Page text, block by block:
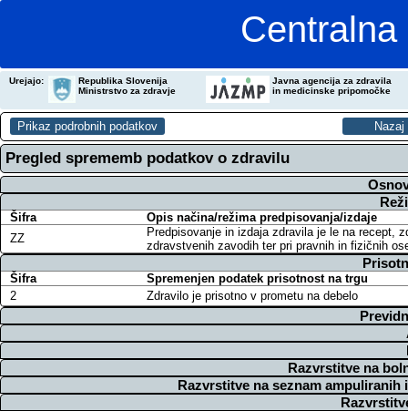
Urejajo:
Republika Slovenija
Ministrstvo za zdravje
Javna agencija za zdravila
in medicinske pripomočke
Pregled sprememb podatkov o zdravilu
Šifra
Opis načina/režima predpisovanja/izdaje
ZZ
Predpisovanje in izdaja zdravila je le na recept,
zdravstvenih zavodih ter pri pravnih in fizičnih
Šifra
Spremenjen podatek prisotnost na trgu
2
Zdravilo je prisotno v prometu na debelo
Razvrstitve na
Razvrstitve na seznam